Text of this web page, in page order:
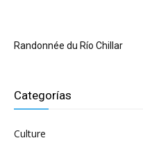
Randonnée du Río Chillar
Categorías
Culture